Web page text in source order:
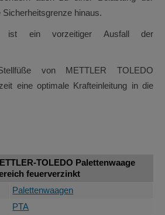
Sicherheitsgrenze hinaus.
ist ein vorzeitiger Ausfall der
von METTLER TOLEDO
eine optimale Krafteinleitung in die
TOLEDO Palettenwaage
feuerverzinkt
Palettenwaagen
PTA